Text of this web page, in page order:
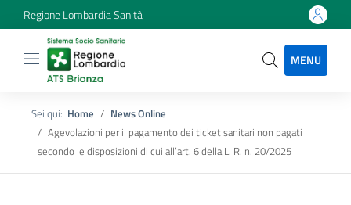
Regione Lombardia Sanità
MENU
Sei qui: Home
News Online
Agevolazioni per il pagamento dei ticket sanitari non pagati
secondo le disposizioni di cui all’art. 6 della L. R. n. 20/2025